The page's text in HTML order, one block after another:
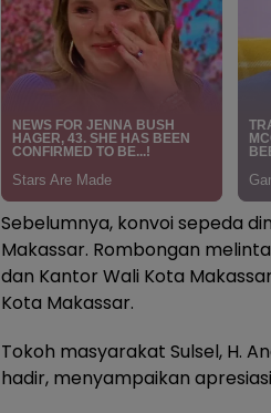
Sebelumnya, konvoi sepeda
Makassar. Rombongan
dan Kantor Wali Kota
Kota Makassar.
Tokoh masyarakat Sulsel, H.
hadir, menyampaikan